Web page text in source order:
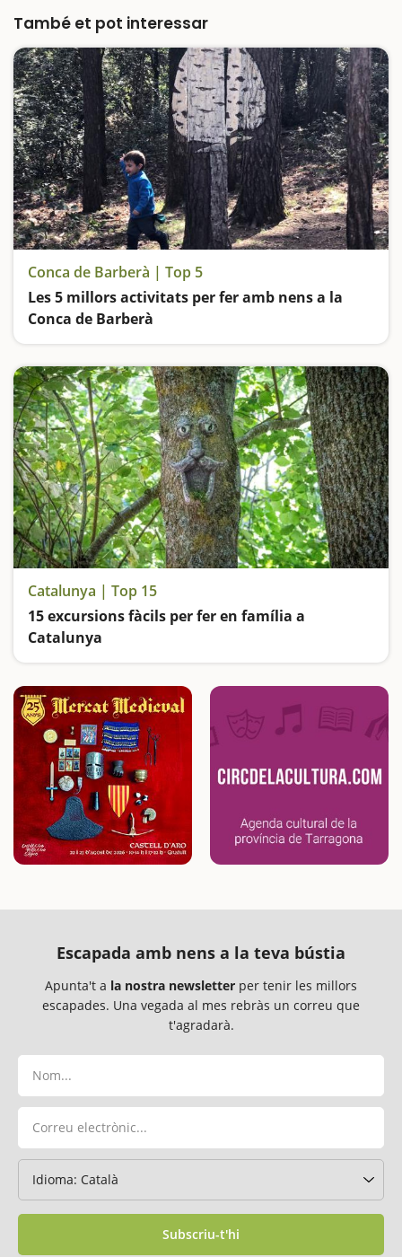
extensa pineda…
També et pot interessar
Conca de Barberà | Top 5
Les 5 millors activitats per fer amb nens a la
Conca de Barberà
Catalunya | Top 15
15 excursions fàcils per fer en família a
Catalunya
Escapada amb nens a la teva bústia
Apunta't a la nostra newsletter per tenir les millors
escapades. Una vegada al mes rebràs un correu que
t'agradarà.
Subscriu-t'hi